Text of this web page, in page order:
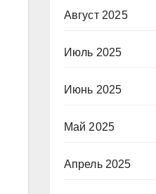
Август 2025
Июль 2025
Июнь 2025
Май 2025
Апрель 2025